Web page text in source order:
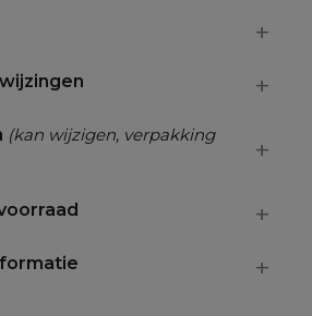
(kan wijzigen, verpakking